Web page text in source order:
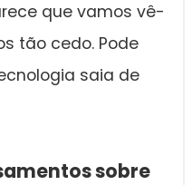
que vamos vê-
tão cedo. Pode
saia de
sobre